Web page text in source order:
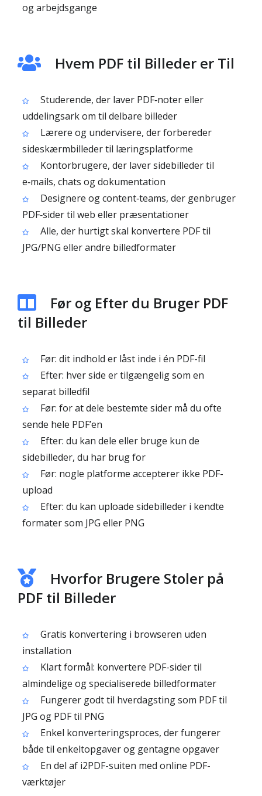
og arbejdsgange
Hvem PDF til Billeder er Til
Studerende, der laver PDF‑noter eller
uddelingsark om til delbare billeder
Lærere og undervisere, der forbereder
sideskærmbilleder til læringsplatforme
Kontorbrugere, der laver sidebilleder til
e‑mails, chats og dokumentation
Designere og content‑teams, der genbruger
PDF‑sider til web eller præsentationer
Alle, der hurtigt skal konvertere PDF til
JPG/PNG eller andre billedformater
Før og Efter du Bruger PDF
til Billeder
Før: dit indhold er låst inde i én PDF-fil
Efter: hver side er tilgængelig som en
separat billedfil
Før: for at dele bestemte sider må du ofte
sende hele PDF’en
Efter: du kan dele eller bruge kun de
sidebilleder, du har brug for
Før: nogle platforme accepterer ikke PDF-
upload
Efter: du kan uploade sidebilleder i kendte
formater som JPG eller PNG
Hvorfor Brugere Stoler på
PDF til Billeder
Gratis konvertering i browseren uden
installation
Klart formål: konvertere PDF-sider til
almindelige og specialiserede billedformater
Fungerer godt til hverdagsting som PDF til
JPG og PDF til PNG
Enkel konverteringsproces, der fungerer
både til enkeltopgaver og gentagne opgaver
En del af i2PDF-suiten med online PDF-
værktøjer